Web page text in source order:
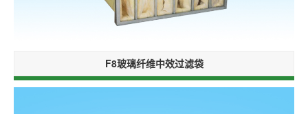
F8玻璃纤维中效过滤袋